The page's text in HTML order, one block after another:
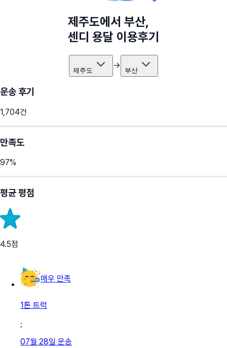
제주도에서 부산,
센디 용달 이용후기
제주도 → 부산
운송 후기
1,704건
만족도
97%
평균 평점
4.5점
매우 만족
1톤 트럭
·
07월 28일 운송